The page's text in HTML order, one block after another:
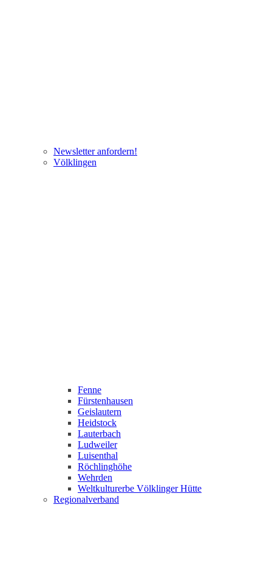
Newsletter anfordern!
Völklingen
Fenne
Fürstenhausen
Geislautern
Heidstock
Lauterbach
Ludweiler
Luisenthal
Röchlinghöhe
Wehrden
Weltkulturerbe Völklinger Hütte
Regionalverband